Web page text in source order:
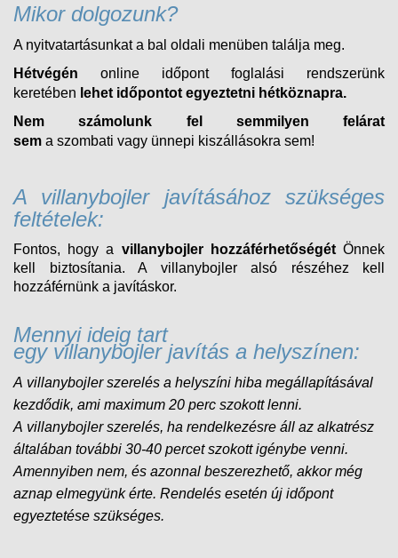
Mikor dolgozunk?
A nyitvatartásunkat a bal oldali menüben találja meg.
Hétvégén online időpont foglalási rendszerünk
keretében lehet időpontot egyeztetni hétköznapra.
Nem számolunk fel semmilyen felárat
sem a szombati vagy ünnepi kiszállásokra sem!
A villanybojler javításához szükséges
feltételek:
Fontos, hogy a villanybojler hozzáférhetőségétÖnnek
kell biztosítania. A villanybojler alsó részéhez kell
hozzáférnünk a javításkor.
Mennyi ideig tart
egy villanybojler javítás a helyszínen:
A villanybojler szerelés a helyszíni hiba megállapításával
kezdődik, ami maximum 20 perc szokott lenni.
A villanybojlerszerelés, ha rendelkezésre áll az alkatrész
általában további 30-40 percet szokott igénybe venni.
Amennyiben nem, és azonnal beszerezhető, akkor még
aznap elmegyünk érte. Rendelés esetén új időpont
egyeztetése szükséges.